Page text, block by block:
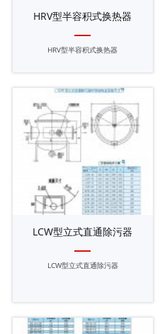
HRV型半容积式换热器
HRV型半容积式换热器
LCW型立式直通除污器
LCW型立式直通除污器